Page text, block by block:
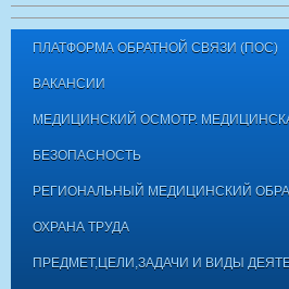
ПЛАТФОРМА ОБРАТНОЙ СВЯЗИ (ПОС)
ВАКАНСИИ
МЕДИЦИНСКИЙ ОСМОТР.
БЕЗОПАСНОСТЬ
РЕГИОНАЛЬНЫЙ МЕДИЦИНСКИЙ
ОХРАНА ТРУДА
ПРЕДМЕТ,ЦЕЛИ,ЗАДАЧИ И ВИДЫ